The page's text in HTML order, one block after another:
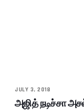
JULY 3, 2018
அஜித் நடிச்சா